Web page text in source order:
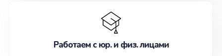
Работаем с юр. и физ. лицами